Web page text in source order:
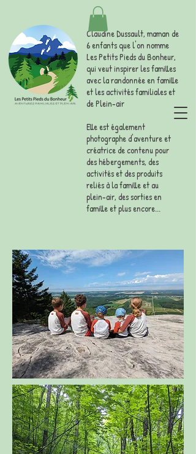
Claudine Dussault, maman de
6 enfants que l'on nomme
Les Petits Pieds du Bonheur,
qui veut inspirer les familles
avec la randonnée en famille
et les activités familiales et
de Plein-air
Elle est également
photographe d'aventure et
créatrice de contenu pour
des hébergements, des
activités et des produits
reliés à la famille et au
plein-air, des sorties en
famille et plus encore...